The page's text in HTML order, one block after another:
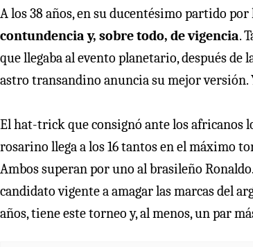
A los 38 años, en su ducentésimo partido por
contundencia y, sobre todo, de vigencia.
que llegaba al evento planetario, después
astro transandino anuncia su mejor versión.
El hat-trick que consignó ante los africanos
rosarino llega a los 16 tantos en el máximo
Ambos superan por uno al brasileño
candidato vigente a amagar las marcas del
años, tiene este torneo y, al menos, un par